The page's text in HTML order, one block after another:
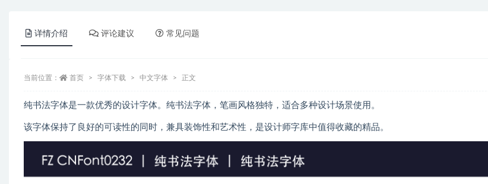
详情介绍 评论建议 常见问题
当前位置： 首页 字体下载 中文字体 正文
纯书法字体是一款优秀的设计字体。纯书法字体，笔画风格独特，适合多种设计场景使用。
该字体保持了良好的可读性的同时，兼具装饰性和艺术性，是设计师字库中值得收藏的精品。